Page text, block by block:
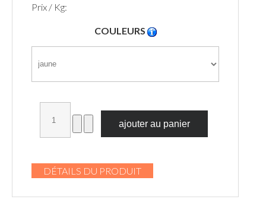
Prix / Kg:
COULEURS
DÉTAILS DU PRODUIT